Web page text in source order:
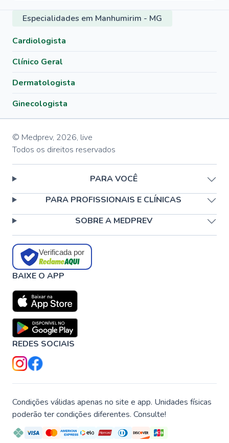
Especialidades em Manhumirim - MG
Cardiologista
Clínico Geral
Dermatologista
Ginecologista
© Medprev, 2026, live
Todos os direitos reservados
PARA VOCÊ
PARA PROFISSIONAIS E CLÍNICAS
SOBRE A MEDPREV
Verificada por
BAIXE O APP
REDES SOCIAIS
Condições válidas apenas no site e app. Unidades físicas
poderão ter condições diferentes. Consulte!